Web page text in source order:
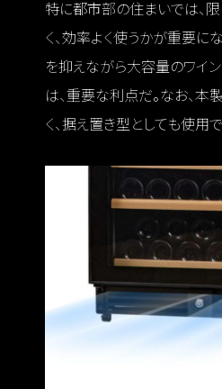
特に都市部の住まいでは、
く、効率よく使うかが重要に
を抑えながら大容量のワイ
は、重要な利点だ。なお、本
く、据え置き型としても使用で